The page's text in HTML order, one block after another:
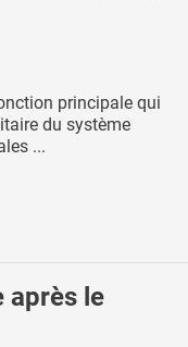
principale qui
du système
...
après le